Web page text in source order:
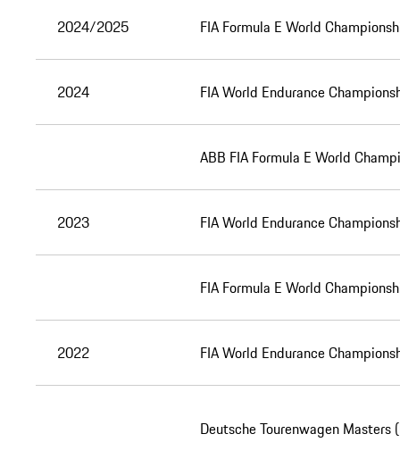
2024/2025 FIA Formula E World
2024 FIA World Endurance
ABB FIA Formula E World
2023 FIA World Endurance
FIA Formula E World
2022 FIA World Endurance
Deutsche Tourenwagen Masters